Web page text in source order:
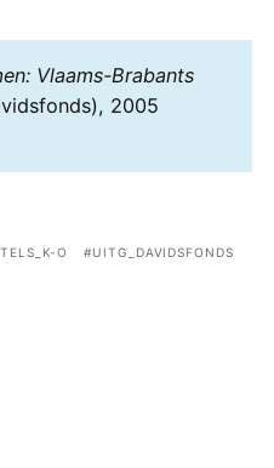
Vlaams-Brabants
2005
O UITG_DAVIDSFONDS